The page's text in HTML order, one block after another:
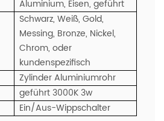
Aluminium, Eisen, geführt
Schwarz, Weiß, Gold,
Messing, Bronze, Nickel,
Chrom, oder
kundenspezifisch
Zylinder Aluminiumrohr
geführt 3000K 3w
Ein/Aus-Wippschalter